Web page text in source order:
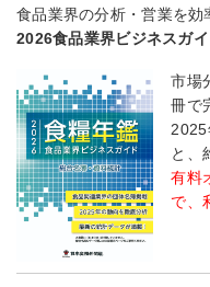
食品業界の分析・営業を効
2026食品業界ビジネスガイ
市場
冊で
2025
と、
有料
で、